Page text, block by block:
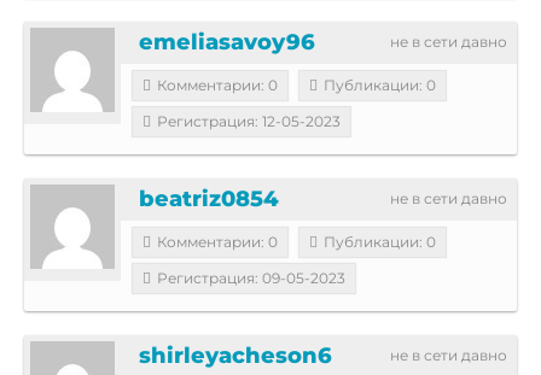
не в сети давно
emeliasavoy96
Комментарии: 0
Публикации: 0
Регистрация: 12-05-2023
не в сети давно
beatriz0854
Комментарии: 0
Публикации: 0
Регистрация: 09-05-2023
не в сети давно
shirleyacheson6